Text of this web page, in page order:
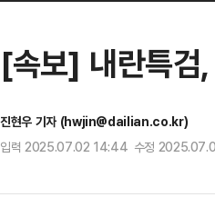
[속보] 내란특검
진현우 기자 (hwjin@dailian.co.kr)
입력 2025.07.02 14:44 수정